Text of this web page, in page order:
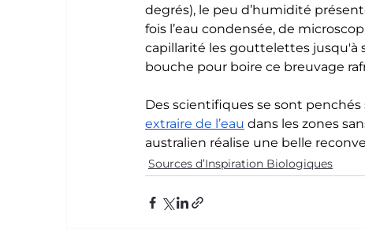
degrés), le peu d’humidité
fois l’eau condensée, de
capillarité les gouttelettes jusqu'à
bouche pour boire ce breuvage
Des scientifiques se sont
extraire de l’eau dans les zones
australien réalise une belle
Sources d’Inspiration Biologiques